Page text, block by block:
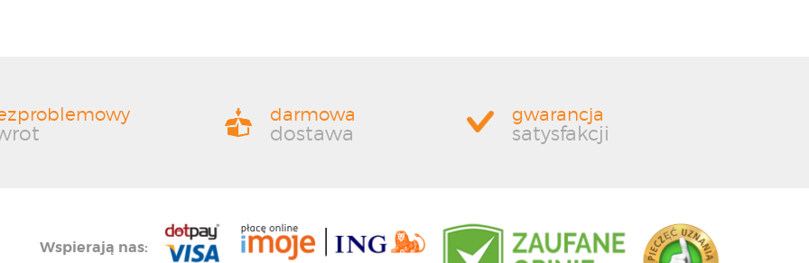
darmowa
dostawa
gwarancja
satysfakcji
Wspierają nas: